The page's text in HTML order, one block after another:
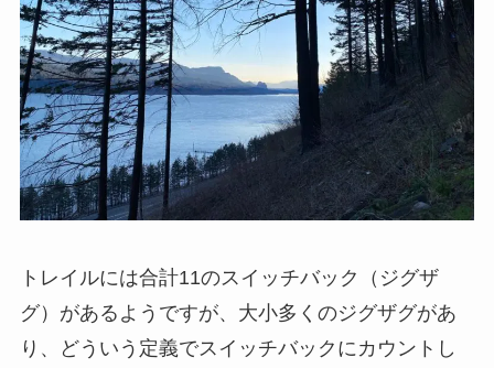
トレイルには合計11のスイッチバック（ジグザ
グ）があるようですが、大小多くのジグザグがあ
り、どういう定義でスイッチバックにカウントし